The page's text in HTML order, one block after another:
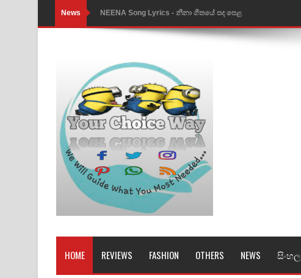
News NEENA Song Lyrics - නීනා ගීතයේ පද පෙළ
Ahimi Wimai Himi Song Lyrics - අහිමි විමයි හිමි ගීතයේ පද
Mathaka Parana Song Lyrics - මතක පාරනා ගීතයේ පද පෙළ
Nimnadhen Song Lyrics - නිම්නාදෙන් ගීතයේ පද පෙළ
Obamai Mage Adare Song Lyrics - ඔබමයි මගේ ආදරේ
Pansal Gihin Song Lyrics - පන්සල් ගිහිං ගීතයේ පද පෙළ
Ankeliya Song Lyrics - අංකෙළිය ගීතයේ පද පෙළ
DEAR GOD Song Lyrics - ඩියර් ගෝඩ් ගීතයේ පද පෙළ
MANAMALA KATHA Song Lyrics - මනමාල කතා ගීතයේ පද
HOME REVIEWS FASHION OTHERS NEWS